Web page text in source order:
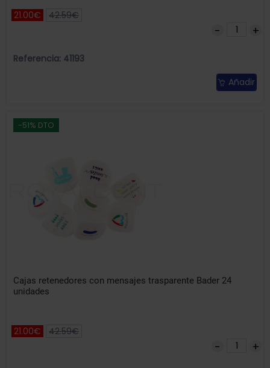
21.00€ 42.59€
Referencia: 41193
Añadir
-51% DTO
Cajas retenedores con mensajes trasparente Bader 24
unidades
21.00€ 42.59€